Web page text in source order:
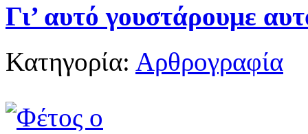
Γι’ αυτό γουστάρουμε
Κατηγορία: Αρθρογραφία